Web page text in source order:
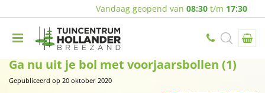
Vandaag geopend van 08:30 t/m 17:30
Ga nu uit je bol met voorjaarsbollen (1)
Gepubliceerd op 20 oktober 2020